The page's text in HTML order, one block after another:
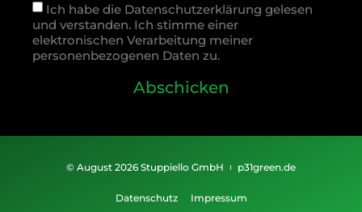
Ich habe die Datenschutzerklärung gelesen
und verstanden. Ich stimme einer
elektronischen Verarbeitung meiner
personenbezogenen Daten zu.
Abschicken
© August 2026 Stuppiello GmbH p31green.de
Datenschutz Impressum